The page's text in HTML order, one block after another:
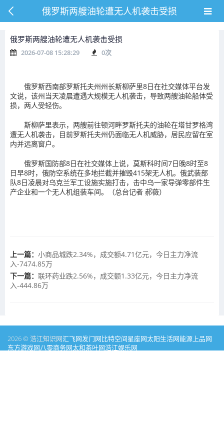
俄罗斯两艘油轮遭无人机袭击受损
俄罗斯两艘油轮遭无人机袭击受损
2026-07-08 15:28:29 0次
俄罗斯西南部罗斯托夫州州长斯柳萨里8日在社交媒体平台发
文说，该州当天凌晨遭遇大规模无人机袭击，导致两艘油轮船体受
损，两人受轻伤。
斯柳萨里表示，两艘前往顿河畔罗斯托夫的油轮在塔甘罗格湾
遭无人机袭击，目前罗斯托夫州仍面临无人机威胁，居民应留在室
内并远离窗户。
俄罗斯国防部8日在社交媒体上说，莫斯科时间7日晚8时至8
日早8时，俄防空系统在多地拦截并摧毁415架无人机。俄武装部
队8日凌晨对乌克兰军工设施实施打击，击中乌一家导弹零部件生
产企业和一个无人机组装车间。（总台记者 郝薇）
上一篇： 小商品城跌2.34%，成交额4.71亿元，今日主力净流
入-7474.85万
下一篇： 联环药业跌2.56%，成交额1.33亿元，今日主力净流
入-444.86万
2026 © 浩江知识网汇飞网发门网比特空间星座网太阳生活网能源 上品网
东方游戏网八零商务网太和茶叶网浩江娱乐网